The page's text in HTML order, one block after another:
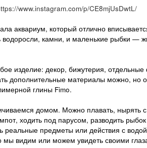
www.instagram.com/p/CE8mjUsDwtL/
аквариум, который отлично
водоросли, камни, и маленькие рыбки —
изделие: декор, бижутерия,
дополнительные материалы можно, но
глины Fimo.
домом. Можно плавать, нырять
ходить под парусом, разводить
реальные предметы или действия с
мы видим или можем увидеть своими